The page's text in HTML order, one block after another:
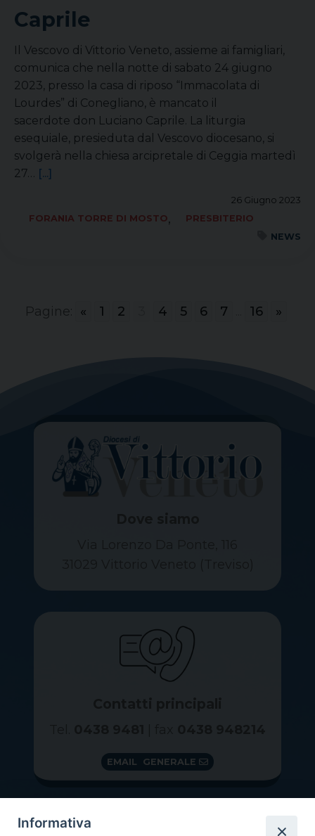
Caprile
Il Vescovo di Vittorio Veneto, assieme ai famigliari,
comunica che nella notte di sabato 24 giugno
2023, presso la casa di riposo “Immacolata di
Lourdes” di Conegliano, è mancato il
sacerdote don Luciano Caprile. La liturgia
esequiale, presieduta dal Vescovo diocesano, si
svolgerà nella chiesa arcipretale di Ceggia martedì
27… [...]
26 Giugno 2023
FORANIA TORRE DI MOSTO,
PRESBITERIO
NEWS
Pagine: « 1 2 4 5 6 7 16 »
EMAIL GENERALE
Informativa